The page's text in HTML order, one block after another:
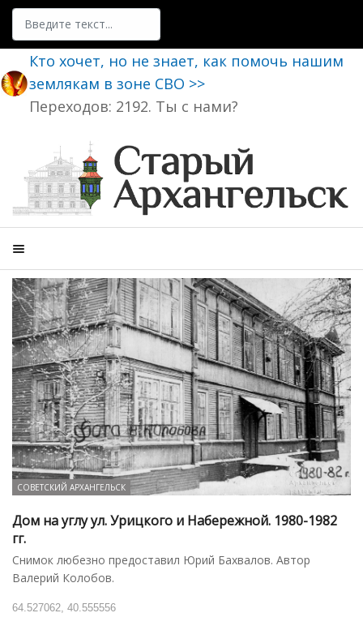
Поиск
Кто хочет, но не знает, как помочь нашим
землякам в зоне СВО >>
Переходов: 2192. Ты с нами?
СОВЕТСКИЙ АРХАНГЕЛЬСК
Дом на углу ул. Урицкого и Набережной. 1980-1982
гг.
Снимок любезно предоставил Юрий Бахвалов. Автор
Валерий Колобов.
64.527062, 40.555556